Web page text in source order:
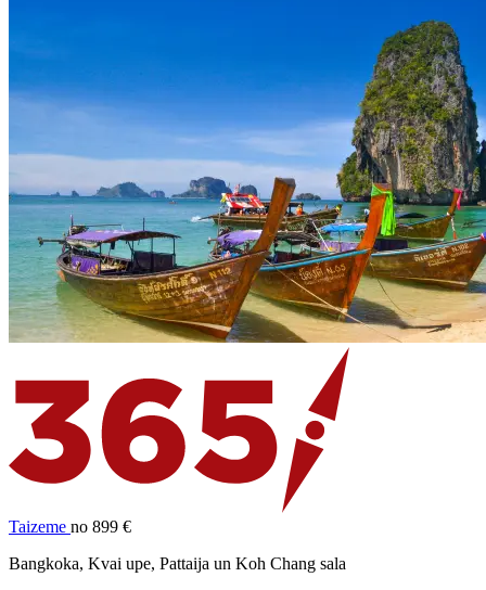
Taizeme no 899 €
Bangkoka, Kvai upe, Pattaija un Koh Chang sala